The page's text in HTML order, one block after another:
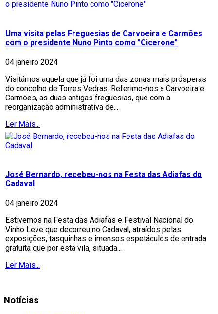
Uma visita pelas Freguesias de Carvoeira e Carmões
com o presidente Nuno Pinto como "Cicerone"
04 janeiro 2024
Visitámos aquela que já foi uma das zonas mais prósperas
do concelho de Torres Vedras. Referimo-nos a Carvoeira e
Carmões, as duas antigas freguesias, que com a
reorganização administrativa de...
Ler Mais...
José Bernardo, recebeu-nos na Festa das Adiafas do
Cadaval
04 janeiro 2024
Estivemos na Festa das Adiafas e Festival Nacional do
Vinho Leve que decorreu no Cadaval, atraídos pelas
exposições, tasquinhas e imensos espetáculos de entrada
gratuita que por esta vila, situada...
Ler Mais...
Notícias